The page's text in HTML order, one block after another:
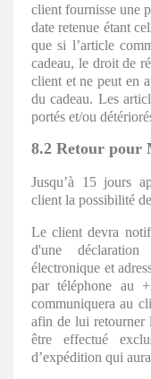
client fournisse une
date retenue étant
que si l’article
cadeau, le droit de
client et ne peut en
du cadeau. Les
portés et/ou
8.2 Retour pour
Jusqu’à 15 jours
client la possibilité
Le client devra
d'une
électronique et
par téléphone au
communiquera au
afin de lui retourner
être effectué
d’expédition qui